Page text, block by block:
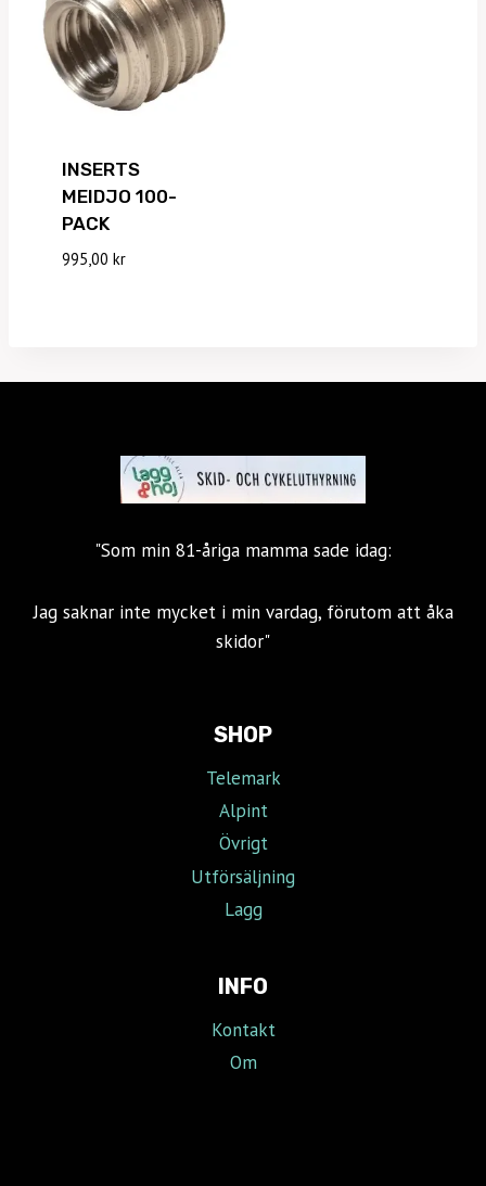
INSERTS
MEIDJO 100-
PACK
995,00 kr
"Som min 81-åriga mamma sade idag:
Jag saknar inte mycket i min vardag, förutom att åka
skidor"
SHOP
Telemark
Alpint
Övrigt
Utförsäljning
Lagg
INFO
Kontakt
Om